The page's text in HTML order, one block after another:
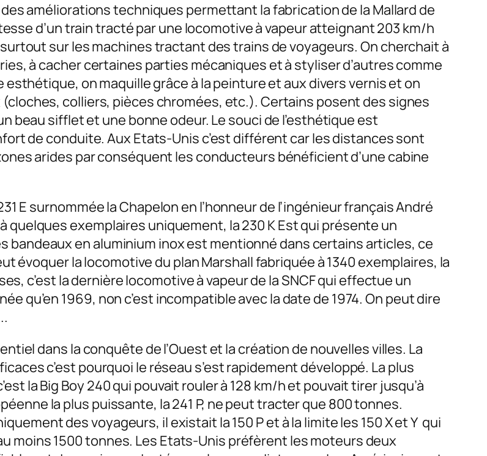
améliorations techniques permettant la fabrication de la Mallard de
d’un train tracté par une locomotive à vapeur atteignant 203 km/h
sur les machines tractant des trains de voyageurs. On cherchait à
à cacher certaines parties mécaniques et à styliser d’autres comme
on maquille grâce à la peinture et aux divers vernis et on
colliers, pièces chromées, etc.). Certains posent des signes
beau sifflet et une bonne odeur. Le souci de l’esthétique est
de conduite. Aux Etats-Unis c’est différent car les distances sont
arides par conséquent les conducteurs bénéficient d’une cabine
E surnommée la Chapelon en l’honneur de l’ingénieur français André
quelques exemplaires uniquement, la 230 K Est qui présente un
bandeaux en aluminium inox est mentionné dans certains articles, ce
évoquer la locomotive du plan Marshall fabriquée à 1340 exemplaires, la
c’est la dernière locomotive à vapeur de la SNCF qui effectue un
qu’en 1969, non c’est incompatible avec la date de 1974. On peut dire
dans la conquête de l’Ouest et la création de nouvelles villes. La
c’est pourquoi le réseau s’est rapidement développé. La plus
la Big Boy 240 qui pouvait rouler à 128 km/h et pouvait tirer jusqu’à
la plus puissante, la 241 P, ne peut tracter que 800 tonnes.
des voyageurs, il existait la 150 P et à la limite les 150 X et Y qui
moins 1500 tonnes. Les Etats-Unis préfèrent les moteurs deux